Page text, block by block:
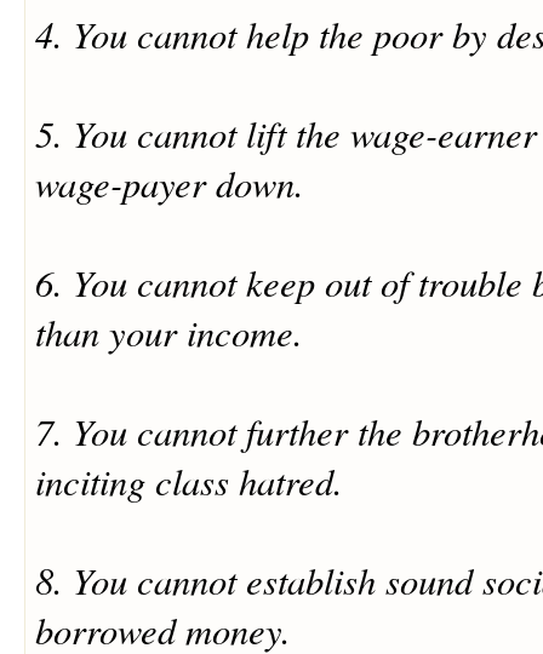
4. You cannot help the poor by
5. You cannot lift the wage-
wage-payer down.
6. You cannot keep out of trouble
than your income.
7. You cannot further the
inciting class hatred.
8. You cannot establish sound
borrowed money.